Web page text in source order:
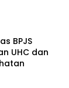
BPJS
UHC dan